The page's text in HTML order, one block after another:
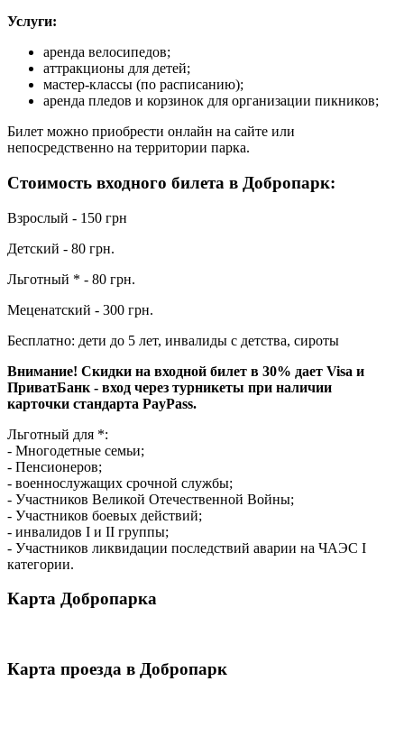
Услуги:
аренда велосипедов;
аттракционы для детей;
мастер-классы (по расписанию);
аренда пледов и корзинок для организации пикников;
Билет можно приобрести онлайн на сайте или
непосредственно на территории парка.
Стоимость входного билета в Добропарк:
Взрослый - 150 грн
Детский - 80 грн.
Льготный * - 80 грн.
Меценатский - 300 грн.
Бесплатно: дети до 5 лет, инвалиды с детства, сироты
Внимание! Скидки на входной билет в 30% дает Visa и
ПриватБанк - вход через турникеты при наличии
карточки стандарта PayPass.
Льготный для *:
- Многодетные семьи;
- Пенсионеров;
- военнослужащих срочной службы;
- Участников Великой Отечественной Войны;
- Участников боевых действий;
- инвалидов I и II группы;
- Участников ликвидации последствий аварии на ЧАЭС I
категории.
Карта Добропарка
Карта проезда в Добропарк